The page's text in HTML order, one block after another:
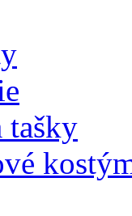
tašky